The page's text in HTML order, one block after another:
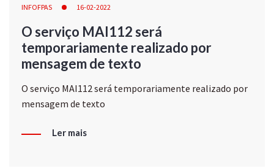
INFOFPAS 16-02-2022
O serviço MAI112 será
temporariamente realizado por
mensagem de texto
O serviço MAI112 será temporariamente realizado por
mensagem de texto
Ler mais